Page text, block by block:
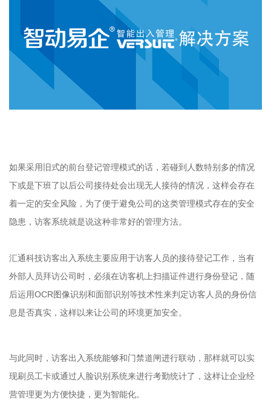
如果采用旧式的前台登记管理模式的话，若碰到人数特别多的情况
下或是下班了以后公司接待处会出现无人接待的情况，这样会存在
着一定的安全风险，为了便于避免公司的这类管理模式存在的安全
隐患，访客系统就是说这种非常好的管理方法。
汇通科技访客出入系统主要应用于访客人员的接待登记工作，当有
外部人员拜访公司时，必须在访客机上扫描证件进行身份登记，随
后运用OCR图像识别和面部识别等技术性来判定访客人员的身份信
息是否真实，这样以来让公司的环境更加安全。
与此同时，访客出入系统能够和门禁道闸进行联动，那样就可以实
现刷员工卡或通过人脸识别系统来进行考勤统计了，这样让企业经
营管理更为方便快捷，更为智能化。